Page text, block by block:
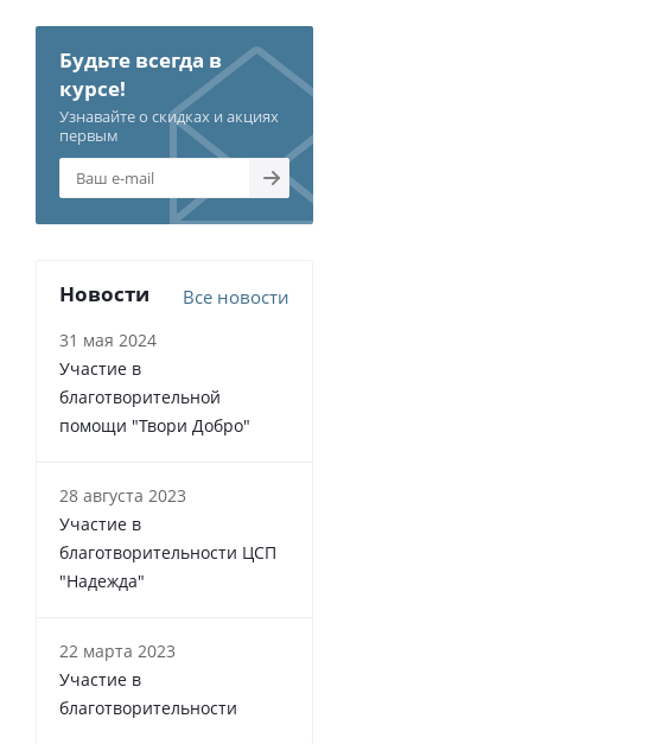
Будьте всегда в
курсе!
Узнавайте о скидках и акциях
первым
Новости Все новости
31 мая 2024
Участие в
благотворительной
помощи "Твори Добро"
28 августа 2023
Участие в
благотворительности ЦСП
"Надежда"
22 марта 2023
Участие в
благотворительности